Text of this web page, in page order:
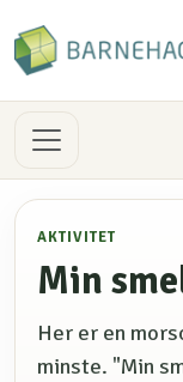
AKTIVITET
Min
Her er en
minste. "Min